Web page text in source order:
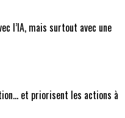
l’IA, mais surtout avec une
et priorisent les actions à